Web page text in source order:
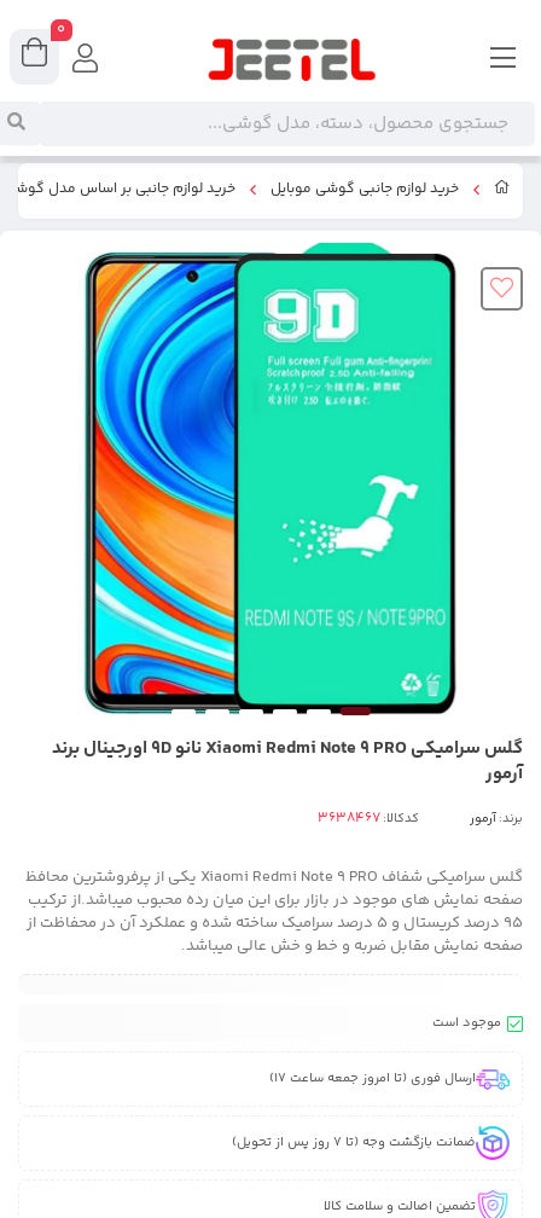
خرید لوازم جانبی گوشی موبایل خرید لوازم جانبی بر اساس مدل گوشی
گلس سرامیکی Xiaomi Redmi Note 9 PRO نانو 9D اورجینال برند
آرمور
برند:آرمور کدکالا:
گلس سرامیکی شفاف Xiaomi Redmi Note 9 PRO یکی از پرفروشترین محافظ
صفحه نمایش های موجود در بازار برای این میان رده محبوب میباشد.از ترکیب
95 درصد کریستال و 5 درصد سرامیک ساخته شده و عملکرد آن در محفاظت از
صفحه نمایش مقابل ضربه و خط و خش عالی میباشد.
موجود است
ارسال فوری (تا امروز جمعه ساعت 17)
ضمانت بازگشت وجه (تا 7 روز پس از تحویل)
تضمین اصالت و سلامت کالا
0